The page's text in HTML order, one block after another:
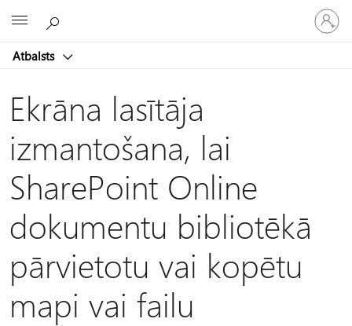
Atbalsts
savā
kontā
Ekrāna lasītāja
izmantošana, lai
SharePoint Online
dokumentu bibliotēkā
pārvietotu vai kopētu
mapi vai failu